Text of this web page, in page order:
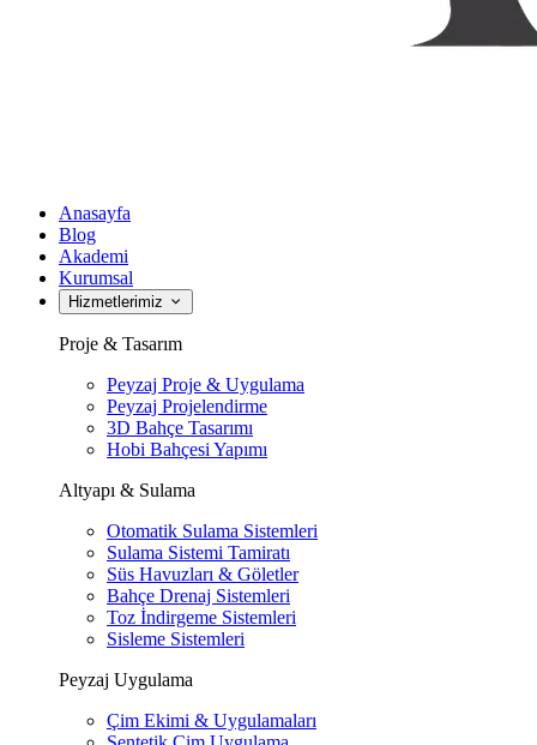
Anasayfa
Blog
Akademi
Kurumsal
Hizmetlerimiz
Proje & Tasarım
Peyzaj Proje & Uygulama
Peyzaj Projelendirme
3D Bahçe Tasarımı
Hobi Bahçesi Yapımı
Altyapı & Sulama
Otomatik Sulama Sistemleri
Sulama Sistemi Tamiratı
Süs Havuzları & Göletler
Bahçe Drenaj Sistemleri
Toz İndirgeme Sistemleri
Sisleme Sistemleri
Peyzaj Uygulama
Çim Ekimi & Uygulamaları